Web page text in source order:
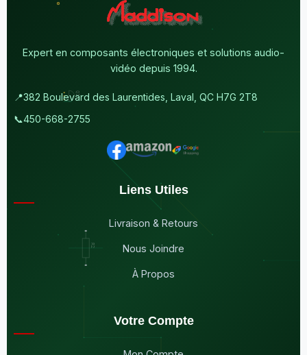
Expert en composants électroniques et solutions audio-
vidéo depuis 1994.
📍382 Boulevard des Laurentides, Laval, QC H7G 2T8
📞450-668-2755
Liens Utiles
Livraison & Retours
Nous Joindre
À Propos
Votre Compte